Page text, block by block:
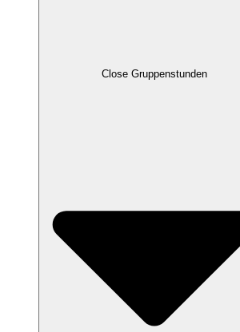
Close Gruppenstunden